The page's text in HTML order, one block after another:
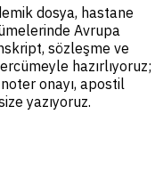
dosya, hastane
Avrupa
sözleşme ve
hazırlıyoruz;
onayı, apostil
yazıyoruz.